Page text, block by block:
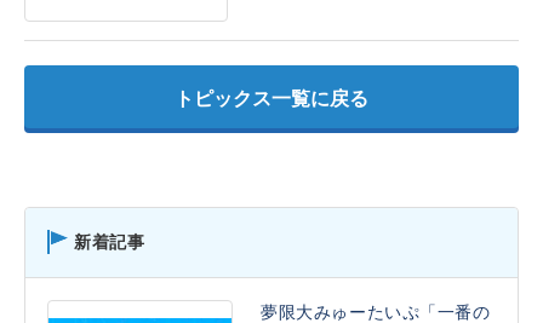
トピックス一覧に戻る
新着記事
夢限大みゅーたいぷ「一番の